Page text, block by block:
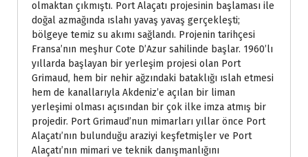
olmaktan çıkmıştı. Port Alaçatı projesinin başlaması ile
doğal azmağında ıslahı yavaş yavaş gerçekleşti;
bölgeye temiz su akımı sağlandı. Projenin tarihçesi
Fransa’nın meşhur Cote D’Azur sahilinde başlar. 1960’lı
yıllarda başlayan bir yerleşim projesi olan Port
Grimaud, hem bir nehir ağzındaki bataklığı ıslah etmesi
hem de kanallarıyla Akdeniz’e açılan bir liman
yerleşimi olması açısından bir çok ilke imza atmış bir
projedir. Port Grimaud’nun mimarları yıllar önce Port
Alaçatı’nın bulunduğu araziyi keşfetmişler ve Port
Alaçatı’nın mimari ve teknik danışmanlığını